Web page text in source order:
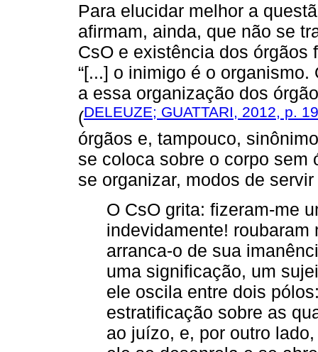
Para elucidar melhor a
afirmam, ainda, que não se
CsO e existência dos órgãos
“[...] o inimigo é o
a essa organização dos
(DELEUZE; GUATTARI, 2012, p. 19
órgãos e, tampouco,
se coloca sobre o corpo sem
se organizar, modos de
O CsO grita: fizeram-me
indevidamente!
arranca-o de sua
uma significação, um
ele oscila entre dois
estratificação sobre as
ao juízo, e, por outro